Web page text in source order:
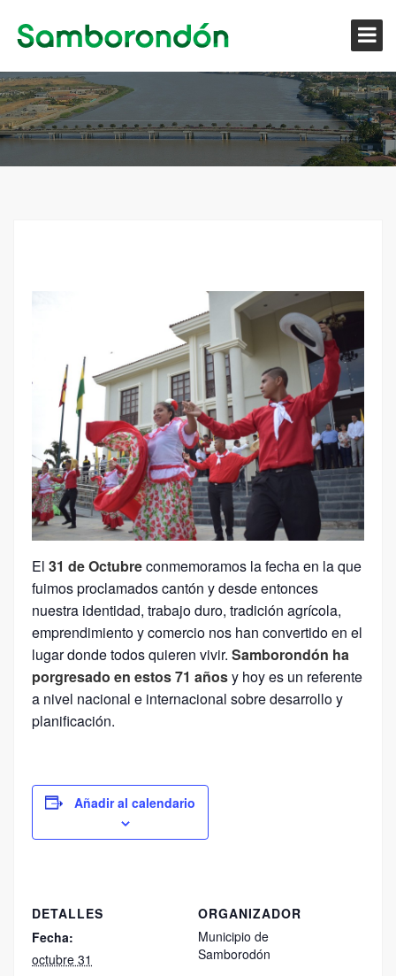
El 31 de Octubreconmemoramos la fecha en la que
fuimos proclamados cantón y desde entonces
nuestra identidad, trabajo duro, tradición agrícola,
emprendimiento y comercio nos han convertido en el
lugar donde todos quieren vivir. Samborondón ha
porgresado en estos 71 añosy hoy es un referente
a nivel nacional e internacional sobre desarrollo y
planificación.
Añadir al calendario
DETALLES
Fecha:
octubre 31
ORGANIZADOR
Municipio de
Samborodón